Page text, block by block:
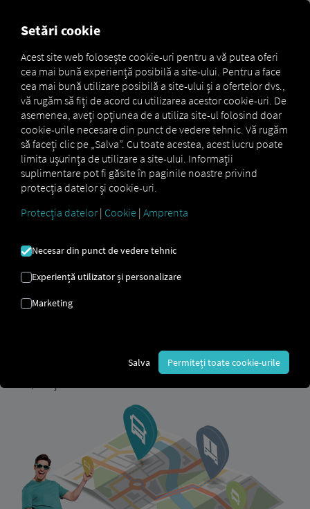
TELEMATICĂ
PENTRU ÎNTREAGA
FLOTĂ
Toate vehiculele, datele și
procesele – de la toți producătorii –
pe o singură platformă.
RIOoferă oplatformă telematicăcare poate face
siguranțași
Digitalizați, conectați în rețea
– ​​de la integrarea datelor la
Setări cookie
Acest site web folosește cookie-uri pentru a vă putea oferi
cea mai bună experiență posibilă a site-ului. Pentru a face
cea mai bună utilizare posibilă a site-ului și a ofertelor dvs.,
vă rugăm să fiți de acord cu utilizarea acestor cookie-uri. De
asemenea, aveți opțiunea de a utiliza site-ul folosind doar
cookie-urile necesare din punct de vedere tehnic. Vă rugăm
să faceți clic pe „Salva”. Cu toate acestea, acest lucru poate
limita ușurința de utilizare a site-ului. Informații
suplimentare pot fi găsite în paginile noastre privind
protecția datelor și cookie-uri.
Protecția datelor | Cookie | Amprenta
Necesar din punct de vedere tehnic
Experiență utilizator și personalizare
Marketing
Salva Permiteți toate cookie-urile